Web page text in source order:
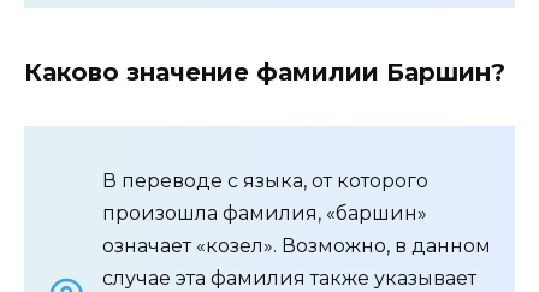
Каково значение фамилии Баршин?
В переводе с языка, от которого
произошла фамилия, «баршин»
означает «козел». Возможно, в данном
случае эта фамилия также указывает